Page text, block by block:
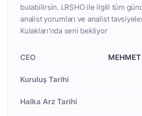
bulabilirsin. LRSHO ile ilgili tüm
analist yorumları ve analist
Kulakları'nda seni bekliyor
CEO
Kuruluş Tarihi
Halka Arz Tarihi